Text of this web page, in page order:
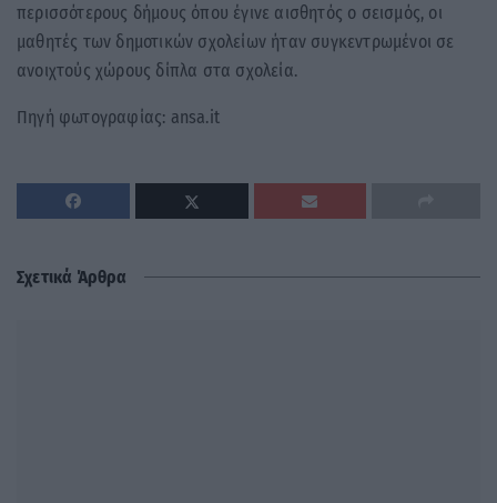
περισσότερους δήμους όπου έγινε αισθητός ο σεισμός, οι
μαθητές των δημοτικών σχολείων ήταν συγκεντρωμένοι σε
ανοιχτούς χώρους δίπλα στα σχολεία.
Πηγή φωτογραφίας: ansa.it
Σχετικά Άρθρα